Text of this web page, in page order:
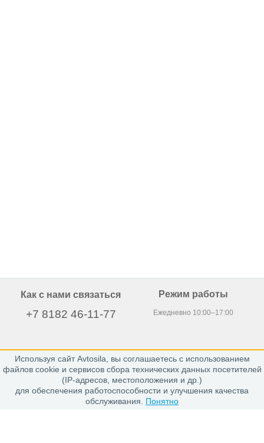
Используя сайт Avtosila, вы соглашаетесь с использованием
файлов cookie и сервисов сбора технических данных посетителей
(IP-адресов, местоположения и др.)
для обеспечения работоспособности и улучшения качества
обслуживания. Понятно
Как с нами связаться
+7 8182 46-11-77
163020, г. Архангельск,
пр. Никольский 15, офис 212
Режим работы
Ежедневно 10:00–17:00
Каталог